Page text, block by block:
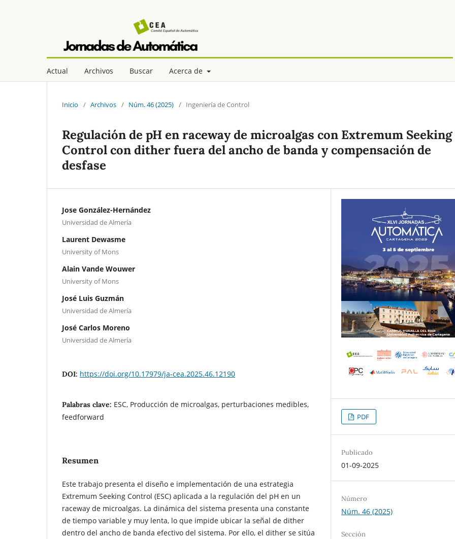
Actual Archivos Buscar Acerca de
Inicio / Archivos / Núm. 46 (2025) / Ingeniería de Control
Regulación de pH en raceway de microalgas con Extremum Seeking
Control con dither fuera del ancho de banda y compensación de
desfase
Jose González-Hernández
Universidad de Almería
Laurent Dewasme
University of Mons
Alain Vande Wouwer
University of Mons
José Luis Guzmán
Universidad de Almería
José Carlos Moreno
Universidad de Almería
DOI: https://doi.org/10.17979/ja-cea.2025.46.12190
Palabras clave: ESC, Producción de microalgas, perturbaciones medibles,
feedforward
Resumen
Este trabajo presenta el diseño e implementación de una estrategia
Extremum Seeking Control (ESC) aplicada a la regulación del pH en un
raceway de microalgas. La dinámica del sistema presenta una constante
de tiempo variable y muy lenta, lo que impide ubicar la señal de dither
dentro del ancho de banda efectivo del sistema. Por ello, el dither se sitúa
PDF
Publicado
01-09-2025
Número
Núm. 46 (2025)
Sección